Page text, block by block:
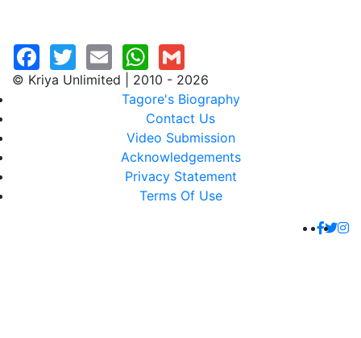
© Kriya Unlimited | 2010 - 2026
Tagore's Biography
Contact Us
Video Submission
Acknowledgements
Privacy Statement
Terms Of Use